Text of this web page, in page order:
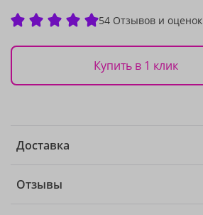
54 Отзывов и оценок
Купить в 1 клик
Доставка
Отзывы